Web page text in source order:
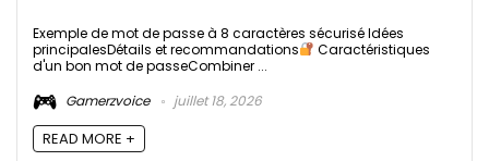
Exemple de mot de passe à 8 caractères sécurisé Idées
principalesDétails et recommandations
Caractéristiques
d'un bon mot de passeCombiner ...
Gamerzvoice
juillet 18, 2026
READ MORE +